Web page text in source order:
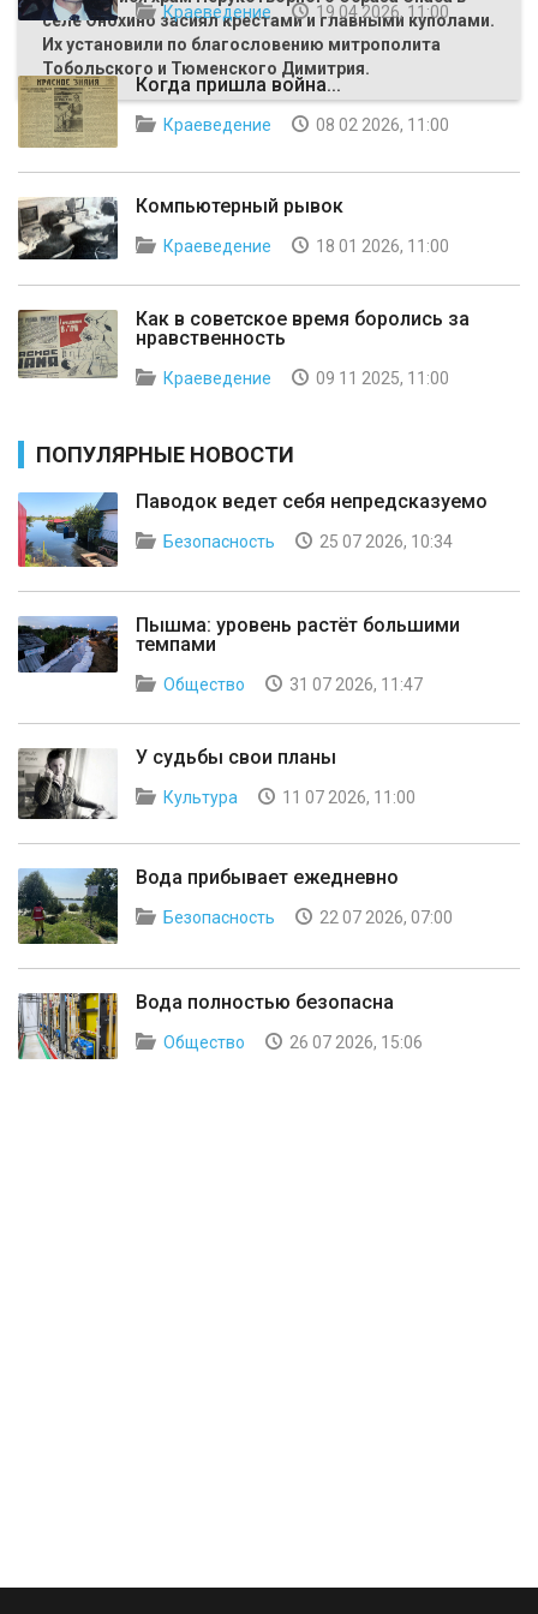
селе Онохино засиял крестами и главными куполами.
Их установили по благословению митрополита
Тобольского и Тюменского Димитрия.
Краеведение 19 04 2026, 11:00
Когда пришла война...
Краеведение 08 02 2026, 11:00
Компьютерный рывок
Краеведение 18 01 2026, 11:00
Как в советское время боролись за
нравственность
Краеведение 09 11 2025, 11:00
ПОПУЛЯРНЫЕ НОВОСТИ
Паводок ведет себя непредсказуемо
Безопасность 25 07 2026, 10:34
Пышма: уровень растёт большими
темпами
Общество 31 07 2026, 11:47
У судьбы свои планы
Культура 11 07 2026, 11:00
Вода прибывает ежедневно
Безопасность 22 07 2026, 07:00
Вода полностью безопасна
Общество 26 07 2026, 15:06